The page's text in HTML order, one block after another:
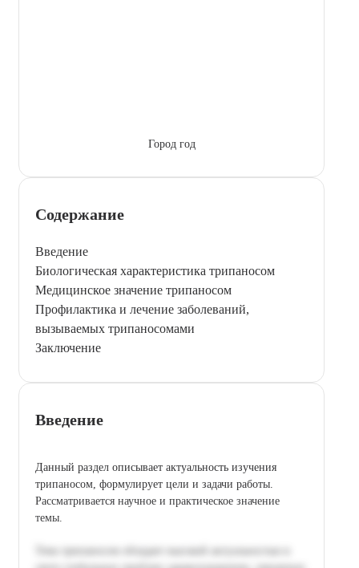
Город год
Содержание
Введение
Биологическая характеристика трипаносом
Медицинское значение трипаносом
Профилактика и лечение заболеваний,
вызываемых трипаносомами
Заключение
Введение
Данный раздел описывает актуальность изучения
трипаносом, формулирует цели и задачи работы.
Рассматривается научное и практическое значение
темы.